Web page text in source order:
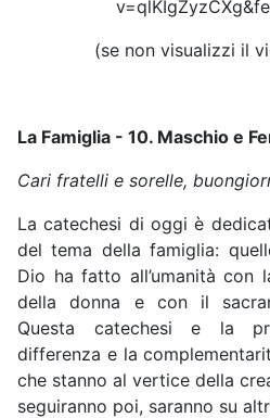
(se non visualizzi il
La Famiglia - 10. Maschio e
Cari fratelli e sorelle,
La catechesi di oggi è
del tema della famiglia:
Dio ha fatto all’umanità con
della donna e con il
Questa catechesi e la
differenza e la
che stanno al vertice della
seguiranno poi, saranno su